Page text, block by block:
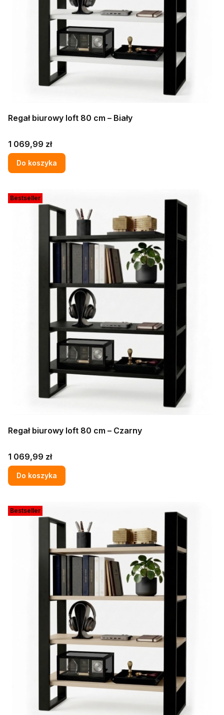
Regał biurowy loft 80 cm – Biały
Cena
1 069,99 zł
Do koszyka
Bestseller
Regał biurowy loft 80 cm – Czarny
Cena
1 069,99 zł
Do koszyka
Bestseller